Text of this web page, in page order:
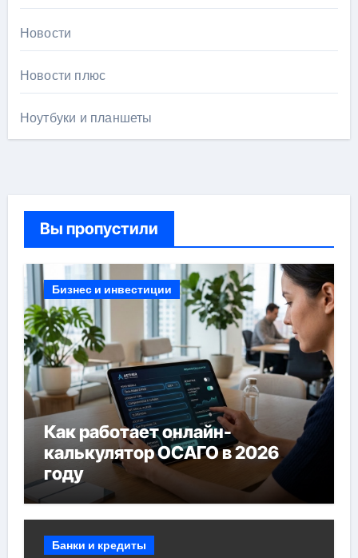
Новости
Новости плюс
Ноутбуки и планшеты
Вы пропустили
Бизнес и инвестиции
Как работает онлайн-
калькулятор ОСАГО в 2026
году
Банки и кредиты